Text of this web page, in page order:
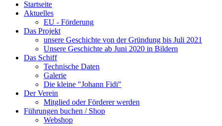
Startseite
Aktuelles
EU - Förderung
Das Projekt
unsere Geschichte von der Gründung bis Juli 2021
Unsere Geschichte ab Juni 2020 in Bildern
Das Schiff
Technische Daten
Galerie
Die kleine "Johann Fidi"
Der Verein
Mitglied oder Förderer werden
Führungen buchen / Shop
Webshop